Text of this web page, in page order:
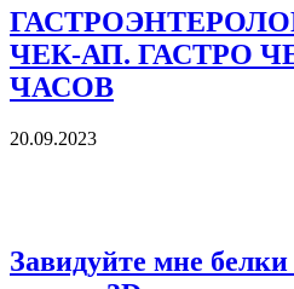
ЧЕК-АП. ГАСТРО
ЧАСОВ
20.09.2023
Завидуйте мне